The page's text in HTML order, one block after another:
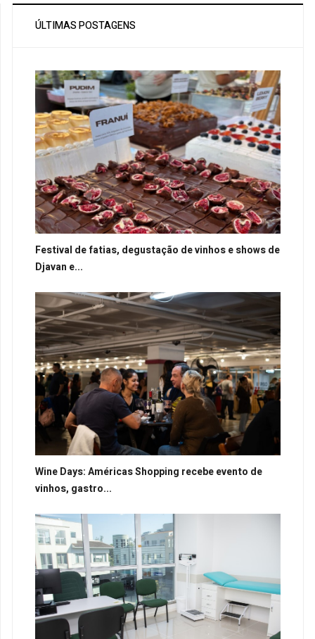
ÚLTIMAS POSTAGENS
Festival de fatias, degustação de vinhos e shows de
Djavan e...
Wine Days: Américas Shopping recebe evento de
vinhos, gastro...